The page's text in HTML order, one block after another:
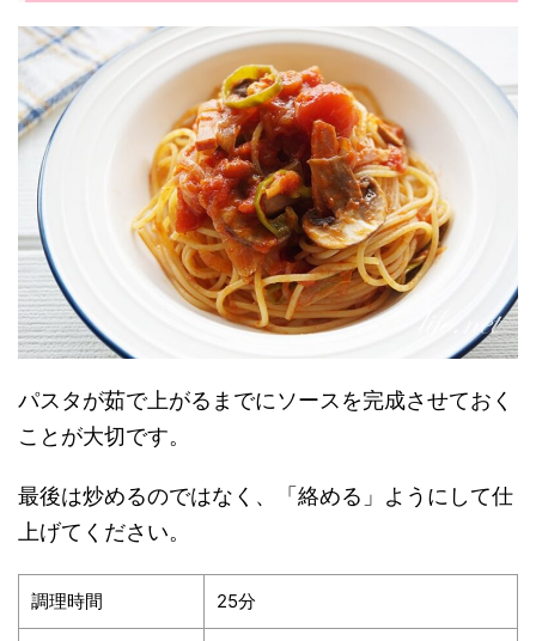
パスタが茹で上がるまでにソースを完成させておく
ことが大切です。
最後は炒めるのではなく、「絡める」ようにして仕
上げてください。
調理時間 25分